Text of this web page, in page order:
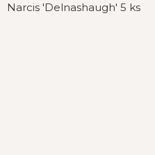
Narcis 'Delnashaugh' 5 ks